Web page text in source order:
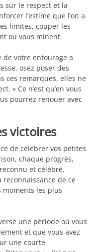
sur le respect et la
l’estime que l’on a
limites, couper les
ou vous minent.
votre entourage a
osez poser des
ces remarques, elles ne
» Ce n’est qu’en vous
pourrez renouer avec
victoires
de célébrer vos petites
chaque progrès,
et célébré.
reconnaissance de ce
moments les plus
une période où vous
et que vous avez
une courte